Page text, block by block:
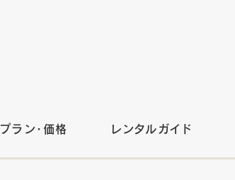
プラン・価格 レンタルガイド